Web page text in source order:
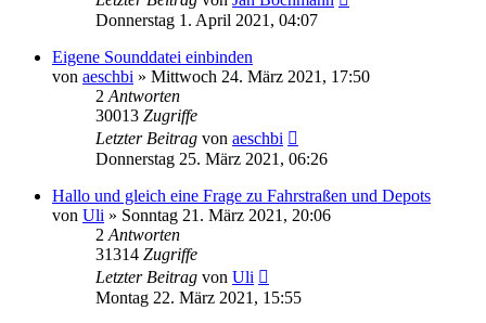
Donnerstag 1. April 2021, 04:07
Eigene Sounddatei einbinden
von aeschbi » Mittwoch 24. März 2021, 17:50
2 Antworten
30013 Zugriffe
Letzter Beitrag von aeschbi
Donnerstag 25. März 2021, 06:26
Hallo und gleich eine Frage zu Fahrstraßen und Depots
von Uli » Sonntag 21. März 2021, 20:06
2 Antworten
31314 Zugriffe
Letzter Beitrag von Uli
Montag 22. März 2021, 15:55